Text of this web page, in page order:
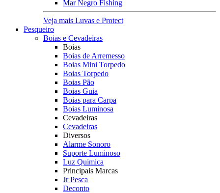
Mar Negro Fishing
Veja mais Luvas e Protect
Pesqueiro
Boias e Cevadeiras
Boias
Boias de Arremesso
Boias Mini Torpedo
Boias Torpedo
Boias Pão
Boias Guia
Boias para Carpa
Boias Luminosa
Cevadeiras
Cevadeiras
Diversos
Alarme Sonoro
Suporte Luminoso
Luz Quimica
Principais Marcas
Jr Pesca
Deconto